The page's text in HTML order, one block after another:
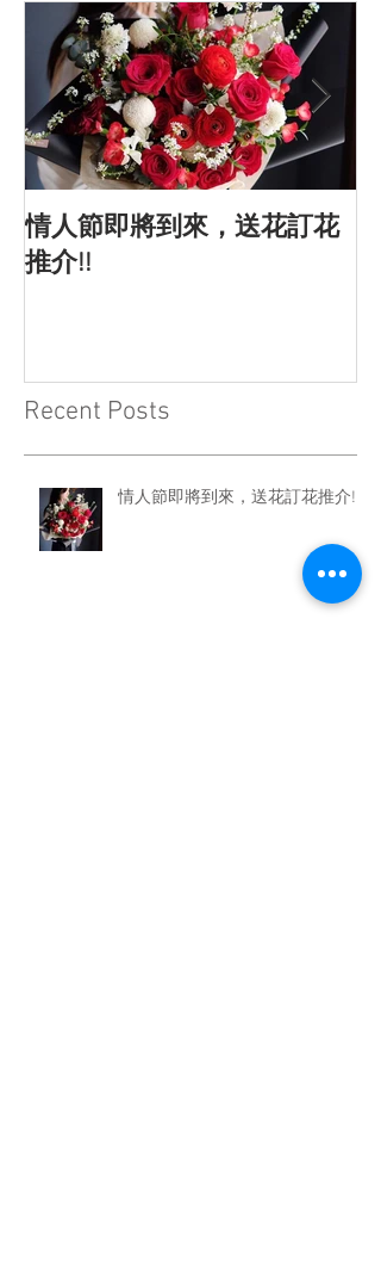
情人節即將到來，送花訂花
推介!!
Recent Posts
情人節即將到來，送花訂花推介!!